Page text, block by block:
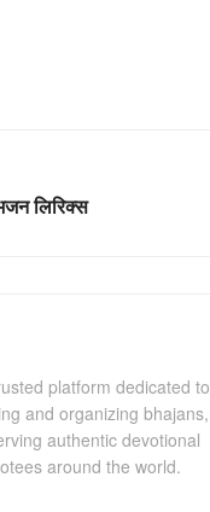
लिरिक्स
platform dedicated to
and organizing bhajans,
authentic devotional
around the world.